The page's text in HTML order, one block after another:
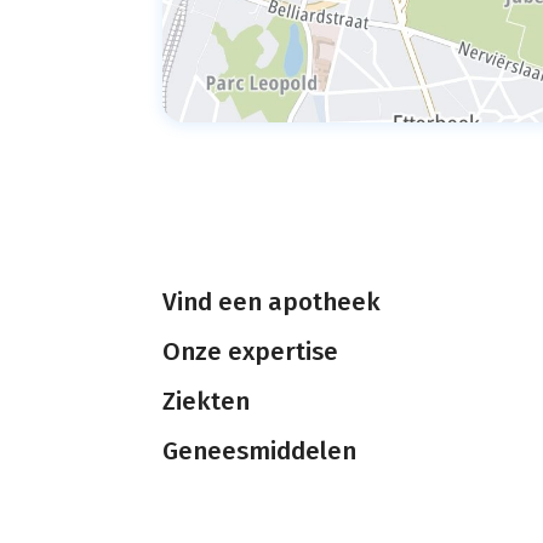
Vind een apotheek
Onze expertise
Ziekten
Geneesmiddelen